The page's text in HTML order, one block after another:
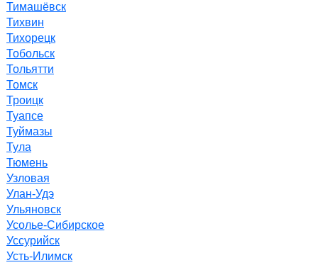
Тимашёвск
Тихвин
Тихорецк
Тобольск
Тольятти
Томск
Троицк
Туапсе
Туймазы
Тула
Тюмень
Узловая
Улан-Удэ
Ульяновск
Усолье-Сибирское
Уссурийск
Усть-Илимск